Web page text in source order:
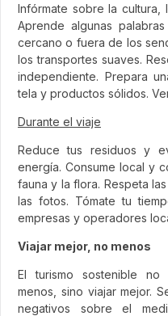
Infórmate sobre la cultura,
Aprende algunas
cercano o fuera de los
los transportes suaves.
independiente. Prepara
tela y productos sólidos.
Durante el viaje
Reduce tus residuos y
energía. Consume local y
fauna y la flora. Respeta
las fotos. Tómate tu
empresas y operadores
Viajar mejor, no menos
El turismo sostenible no
menos, sino viajar mejor.
negativos sobre el